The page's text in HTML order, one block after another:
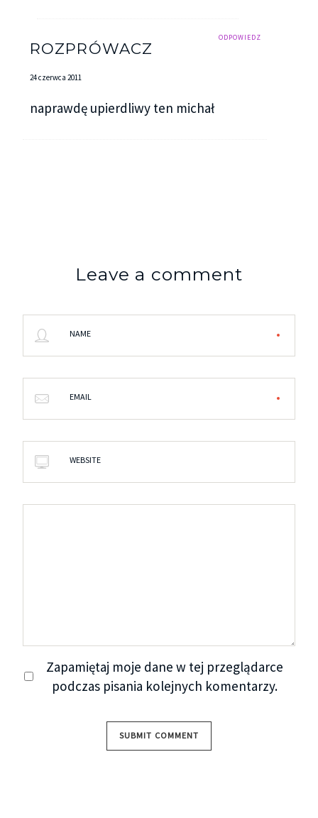
ODPOWIEDZ
ROZPRÓWACZ
24 czerwca 2011
naprawdę upierdliwy ten michał
Leave a comment
NAME
EMAIL
WEBSITE
Zapamiętaj moje dane w tej przeglądarce
podczas pisania kolejnych komentarzy.